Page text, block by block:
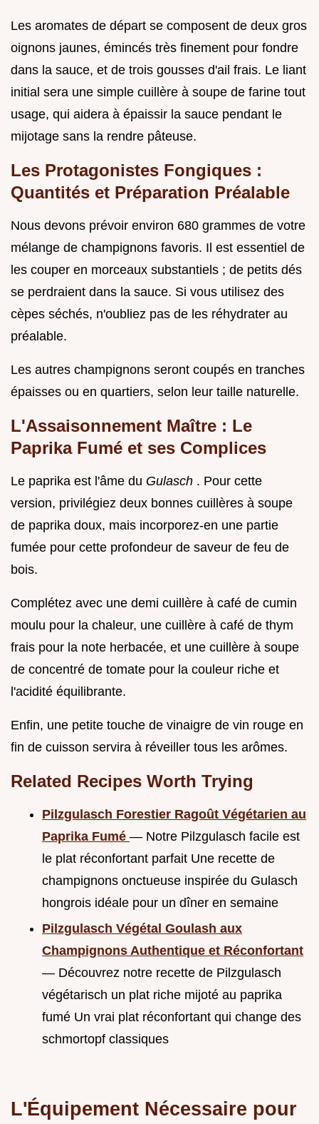
Les aromates de départ se composent de deux gros
oignons jaunes, émincés très finement pour fondre
dans la sauce, et de trois gousses d'ail frais. Le liant
initial sera une simple cuillère à soupe de farine tout
usage, qui aidera à épaissir la sauce pendant le
mijotage sans la rendre pâteuse.
Les Protagonistes Fongiques :
Quantités et Préparation Préalable
Nous devons prévoir environ 680 grammes de votre
mélange de champignons favoris. Il est essentiel de
les couper en morceaux substantiels ; de petits dés
se perdraient dans la sauce. Si vous utilisez des
cèpes séchés, n'oubliez pas de les réhydrater au
préalable.
Les autres champignons seront coupés en tranches
épaisses ou en quartiers, selon leur taille naturelle.
L'Assaisonnement Maître : Le
Paprika Fumé et ses Complices
Le paprika est l'âme du Gulasch . Pour cette
version, privilégiez deux bonnes cuillères à soupe
de paprika doux, mais incorporez-en une partie
fumée pour cette profondeur de saveur de feu de
bois.
Complétez avec une demi cuillère à café de cumin
moulu pour la chaleur, une cuillère à café de thym
frais pour la note herbacée, et une cuillère à soupe
de concentré de tomate pour la couleur riche et
l'acidité équilibrante.
Enfin, une petite touche de vinaigre de vin rouge en
fin de cuisson servira à réveiller tous les arômes.
Related Recipes Worth Trying
Pilzgulasch Forestier Ragoût Végétarien au
Paprika Fumé — Notre Pilzgulasch facile est
le plat réconfortant parfait Une recette de
champignons onctueuse inspirée du Gulasch
hongrois idéale pour un dîner en semaine
Pilzgulasch Végétal Goulash aux
Champignons Authentique et Réconfortant
— Découvrez notre recette de Pilzgulasch
végétarisch un plat riche mijoté au paprika
fumé Un vrai plat réconfortant qui change des
schmortopf classiques
L'Équipement Nécessaire pour